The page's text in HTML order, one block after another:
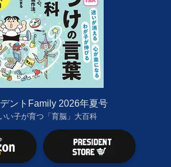
ントFamily 2026年夏号
い子が育つ「育脳」大百科